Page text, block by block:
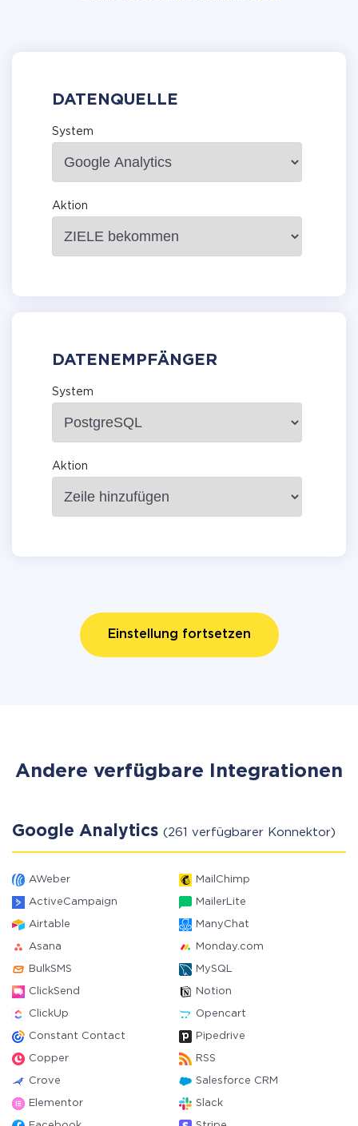
DATENQUELLE
System
Aktion
DATENEMPFÄNGER
System
Aktion
Einstellung fortsetzen
Andere verfügbare Integrationen
Google Analytics (261 verfügbarer Konnektor)
AWeber MailChimp
ActiveCampaign MailerLite
Airtable ManyChat
Asana Monday.com
BulkSMS MySQL
ClickSend Notion
ClickUp Opencart
Constant Contact Pipedrive
Copper RSS
Crove Salesforce CRM
Elementor Slack